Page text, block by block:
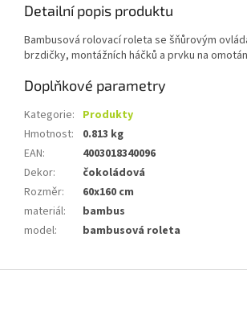
Detailní popis produktu
Bambusová rolovací roleta se šňůrovým
brzdičky, montážních háčků a prvku na
Doplňkové parametry
Kategorie: Produkty
Hmotnost:
0.813 kg
EAN:
4003018340096
Dekor:
čokoládová
Rozměr:
60x160 cm
materiál:
bambus
model: bambusová roleta